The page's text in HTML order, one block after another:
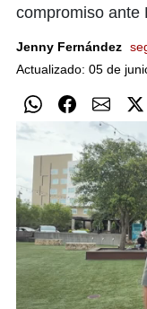
compromiso ante
Jenny Fernández
Actualizado: 05 de